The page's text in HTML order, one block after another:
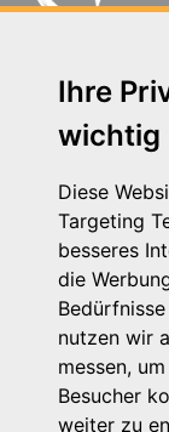
Ihre
wichtig
Diese
Targeting
besseres
die
nutzen wir
messen,
Besucher
weiter zu
Michaelkirchstr.
Telefon: 030 –
E-Mail:
Presse
Kontakt
Impressum
Login